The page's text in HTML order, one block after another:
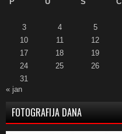
3
4 5
10
11 12
17
18 19
24
25 26
31
« jan
FOTOGRAFIJA DANA